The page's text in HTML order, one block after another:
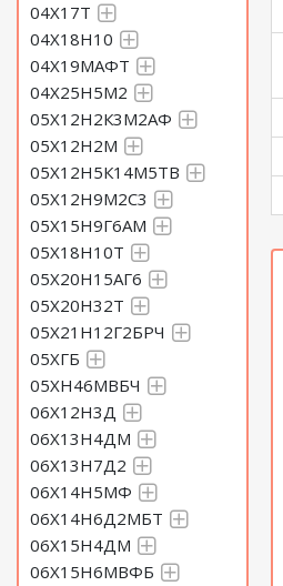
04Х17Т
04Х18Н10
04Х19МАФТ
04Х25Н5М2
05Х12Н2К3М2АФ
05Х12Н2М
05Х12Н5К14М5ТВ
05Х12Н9М2С3
05Х15Н9Г6АМ
05Х18Н10Т
05Х20Н15АГ6
05Х20Н32Т
05Х21Н12Г2БРЧ
05ХГБ
05ХН46МВБЧ
06Х12Н3Д
06Х13Н4ДМ
06Х13Н7Д2
06Х14Н5МФ
06Х14Н6Д2МБТ
06Х15Н4ДМ
06Х15Н6МВФБ